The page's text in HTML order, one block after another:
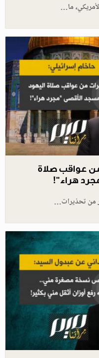
ما…
من عواقب صلاة
هراء"!
من تحذيرات…